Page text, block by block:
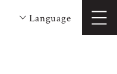
Language